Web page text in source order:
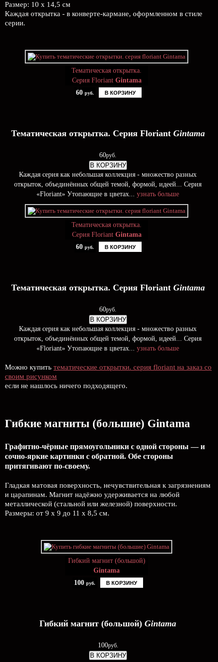
Размер: 10 х 14,5 см
Каждая открытка - в конверте-кармане, оформленном в стиле
серии.
Тематическая открытка.
Серия Floriant Gintama
60 руб. В КОРЗИНУ
Тематическая открытка. Серия Floriant Gintama
60руб.
В КОРЗИНУ
Каждая серия как небольшая коллекция - множество разных
открыток, объединённых общей темой, формой, идеей... Серия
«Floriant» Утопающие в цветах... узнать больше
Тематическая открытка.
Серия Floriant Gintama
60 руб. В КОРЗИНУ
Тематическая открытка. Серия Floriant Gintama
60руб.
В КОРЗИНУ
Каждая серия как небольшая коллекция - множество разных
открыток, объединённых общей темой, формой, идеей... Серия
«Floriant» Утопающие в цветах... узнать больше
Можно купить тематические открытки. серия floriant на заказ со
своим рисунком
если не нашлось ничего подходящего.
Гибкие магниты (большие) Gintama
Графитно-чёрные прямоугольники с одной стороны — и
сочно-яркие картинки с обратной. Обе стороны
притягивают по-своему.
Гладкая матовая поверхность, нечувствительная к загрязнениям
и царапинам. Магнит надёжно удерживается на любой
металлической (стальной или железной) поверхности.
Размеры: от 9 х 9 до 11 х 8,5 см.
Гибкий магнит (большой)
Gintama
100 руб. В КОРЗИНУ
Гибкий магнит (большой) Gintama
100руб.
В КОРЗИНУ